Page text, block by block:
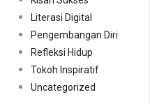
Literasi Digital
Pengembangan Diri
Refleksi Hidup
Tokoh Inspiratif
Uncategorized